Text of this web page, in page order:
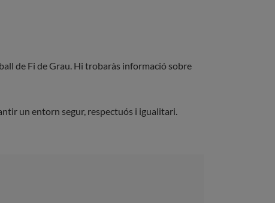
de Fi de Grau. Hi trobaràs informació sobre
un entorn segur, respectuós i igualitari.